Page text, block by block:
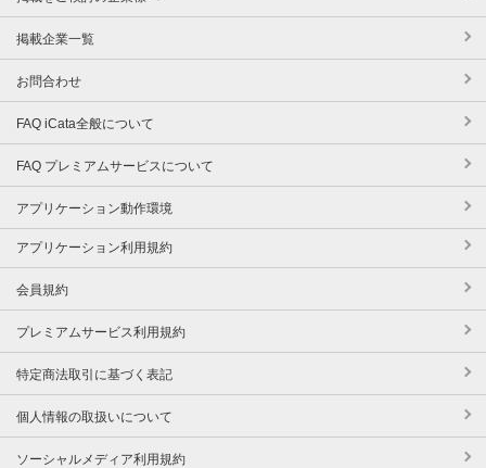
掲載企業一覧
お問合わせ
FAQ iCata全般について
FAQ プレミアムサービスについて
アプリケーション動作環境
アプリケーション利用規約
会員規約
プレミアムサービス利用規約
特定商法取引に基づく表記
個人情報の取扱いについて
ソーシャルメディア利用規約